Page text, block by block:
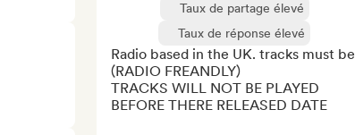
Taux de partage élevé
Taux de réponse élevé
Radio based in the UK. tracks must be
(RADIO FREANDLY)
TRACKS WILL NOT BE PLAYED
BEFORE THERE RELEASED DATE